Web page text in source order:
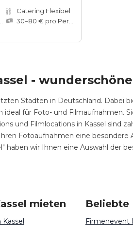
Catering Flexibel
-
Städten in Deutschland. Dabei
für Foto- und Filmaufnahmen.
und Filmlocations in Kassel sind
Fotoaufnahmen eine
wir Ihnen eine Auswahl der
mieten Beliebte
Firmenevent